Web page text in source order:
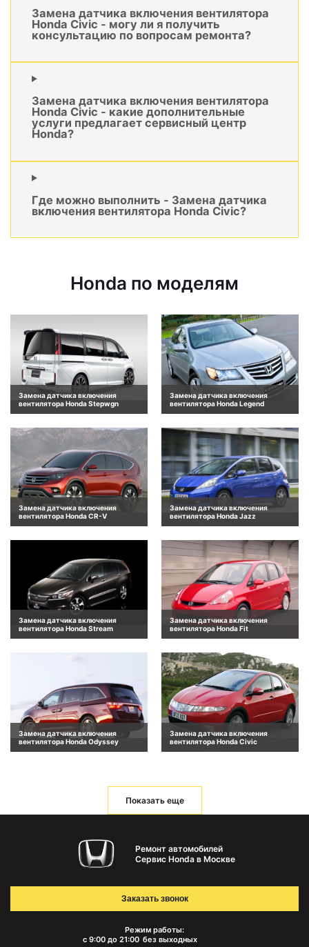
Замена датчика включения вентилятора
Honda Civic - могу ли я получить
консультацию по вопросам ремонта?
Замена датчика включения вентилятора
Honda Civic - какие дополнительные
услуги предлагает сервисный центр
Honda?
Где можно выполнить - Замена датчика
включения вентилятора Honda Civic?
Honda по моделям
Замена датчика включения
вентилятора Honda Stepwgn
Замена датчика включения
вентилятора Honda Legend
Замена датчика включения
вентилятора Honda CR-V
Замена датчика включения
вентилятора Honda Jazz
Замена датчика включения
вентилятора Honda Stream
Замена датчика включения
вентилятора Honda Fit
Замена датчика включения
вентилятора Honda Odyssey
Замена датчика включения
вентилятора Honda Civic
Показать еще
Ремонт автомобилей
Сервис Honda в Москве
Режим работы:
с 9:00 до 21:00 без выходных
Заказать звонок